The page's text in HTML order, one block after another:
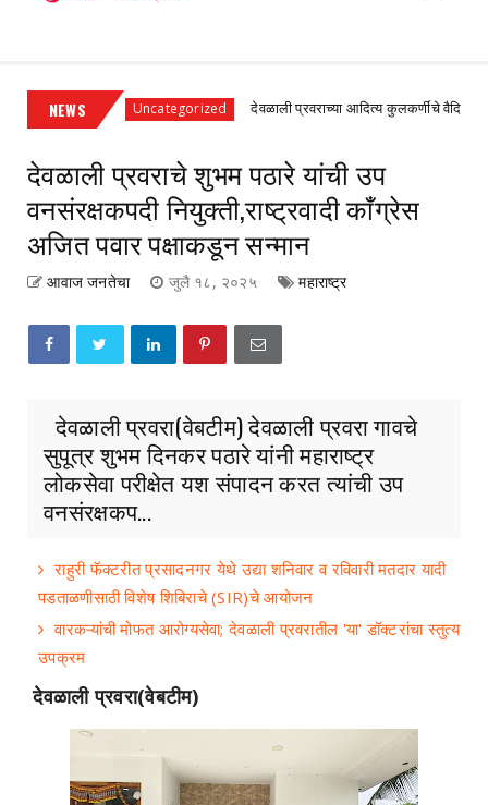
NEWS Uncategorized देवळाली प्रवराच्या आदित्य कुलकर्णीचे वैदिक परीक्षेत
देवळाली प्रवराचे शुभम पठारे यांची उप
वनसंरक्षकपदी नियुक्ती,राष्ट्रवादी काँग्रेस
अजित पवार पक्षाकडून सन्मान
आवाज जनतेचा जुलै १८, २०२५ महाराष्ट्र
देवळाली प्रवरा(वेबटीम) देवळाली प्रवरा गावचे
सुपूत्र शुभम दिनकर पठारे यांनी महाराष्ट्र
लोकसेवा परीक्षेत यश संपादन करत त्यांची उप
वनसंरक्षकप...
राहुरी फॅक्टरीत प्रसादनगर येथे उद्या शनिवार व रविवारी मतदार यादी
पडताळणीसाठी विशेष शिबिराचे (SIR)चे आयोजन
वारकऱ्यांची मोफत आरोग्यसेवा; देवळाली प्रवरातील 'या' डॉक्टरांचा स्तुत्य
उपक्रम
देवळाली प्रवरा(वेबटीम)